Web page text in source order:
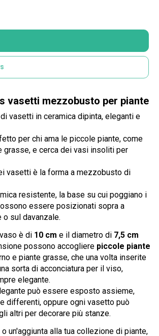
vasetti mezzobusto per piante
vasetti in ceramica dipinta, eleganti e
per chi ama le piccole piante, come
grasse, e cerca dei vasi insoliti per
vasetti è la forma a mezzobusto di
resistente, la base su cui poggiano i
essere posizionati sopra a
o sul davanzale.
è di 10 cm e il diametro di 7,5 cm
possono accogliere piccole piante
e piante grasse, che una volta inserite
sorta di acconciatura per il viso,
elegante.
può essere esposto assieme,
differenti, oppure ogni vasetto può
altri per decorare più stanze.
un'aggiunta alla tua collezione di piante,